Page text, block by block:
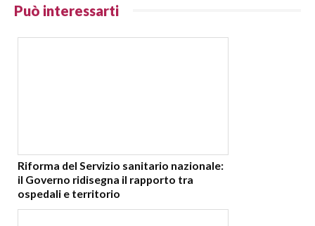
Può interessarti
Riforma del Servizio sanitario nazionale:
il Governo ridisegna il rapporto tra
ospedali e territorio